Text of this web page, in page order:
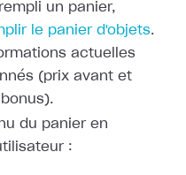
un panier,
le panier d'objets.
actuelles
(prix avant et
du panier en
: